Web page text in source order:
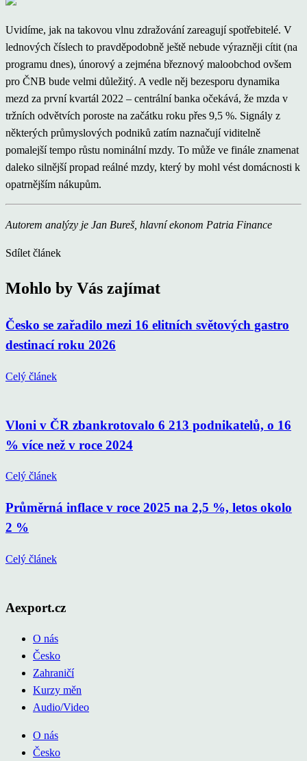
Uvidíme, jak na takovou vlnu zdražování zareagují spotřebitelé. V
lednových číslech to pravděpodobně ještě nebude výrazněji cítit (na
programu dnes), únorový a zejména březnový maloobchod ovšem
pro ČNB bude velmi důležitý. A vedle něj bezesporu dynamika
mezd za první kvartál 2022 – centrální banka očekává, že mzda v
tržních odvětvích poroste na začátku roku přes 9,5 %. Signály z
některých průmyslových podniků zatím naznačují viditelně
pomalejší tempo růstu nominální mzdy. To může ve finále znamenat
daleko silnější propad reálné mzdy, který by mohl vést domácnosti k
opatrnějším nákupům.
Autorem analýzy je Jan Bureš, hlavní ekonom Patria Finance
Sdílet článek
Mohlo by Vás zajímat
Česko se zařadilo mezi 16 elitních světových gastro
destinací roku 2026
Celý článek
Vloni v ČR zbankrotovalo 6 213 podnikatelů, o 16
% více než v roce 2024
Celý článek
Průměrná inflace v roce 2025 na 2,5 %, letos okolo
2 %
Celý článek
Aexport.cz
O nás
Česko
Zahraničí
Kurzy měn
Audio/Video
O nás
Česko